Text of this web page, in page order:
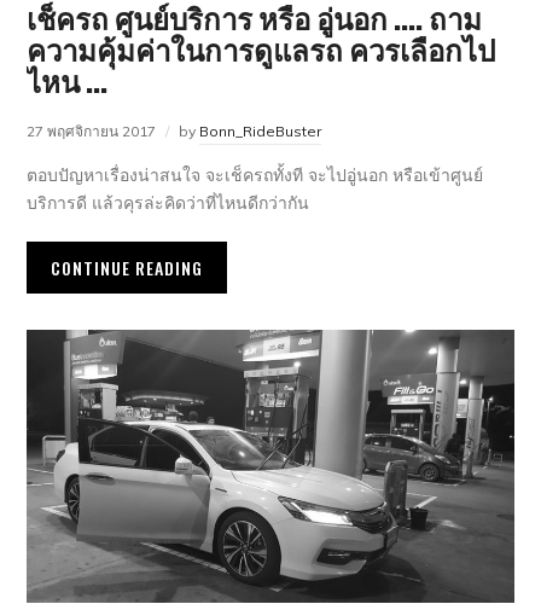
เช็ครถ ศูนย์บริการ หรือ อู่นอก …. ถาม
ความคุ้มค่าในการดูแลรถ ควรเลือกไป
ไหน …
27 พฤศจิกายน 2017 by Bonn_RideBuster
ตอบปัญหาเรื่องน่าสนใจ จะเช็ครถทั้งที จะไปอู่นอก หรือเข้าศูนย์
บริการดี แล้วคุรล่ะคิดว่าที่ไหนดีกว่ากัน
CONTINUE READING